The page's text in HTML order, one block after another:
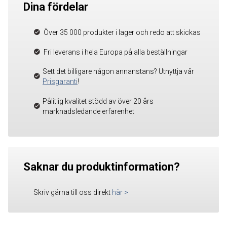
Dina fördelar
Över 35 000 produkter i lager och redo att skickas
Fri leverans i hela Europa på alla beställningar
Sett det billigare någon annanstans? Utnyttja vår
Prisgaranti!
Pålitlig kvalitet stödd av över 20 års
marknadsledande erfarenhet
Saknar du produktinformation?
Skriv gärna till oss direkt här >